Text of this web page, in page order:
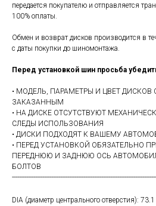
передается покупателю и отправляется
100% оплаты.
Обмен и возврат дисков производится в
с даты покупки до шиномонтажа.
Перед установкой шин просьба
• МОДЕЛЬ, ПАРАМЕТРЫ И ЦВЕТ ДИСКОВ
ЗАКАЗАННЫМ
• НА ДИСКЕ ОТСУТСТВУЮТ
СЛЕДЫ ИСПОЛЬЗОВАНИЯ
• ДИСКИ ПОДХОДЯТ К ВАШЕМУ
• ПЕРЕД УСТАНОВКОЙ ОБЯЗАТЕЛЬНО
ПЕРЕДНЮЮ И ЗАДНЮЮ ОСЬ
БОЛТОВ
DIA (диаметр центрального отверстия): 73.1